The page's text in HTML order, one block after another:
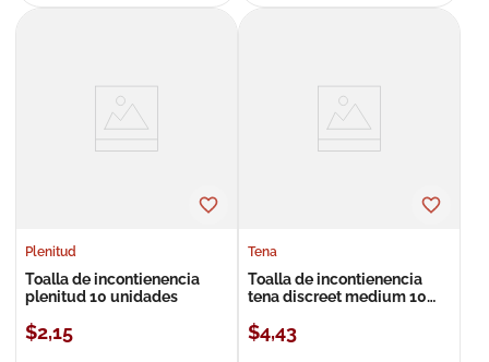
Plenitud
Toalla de incontienencia
plenitud 10 unidades
$2,15
Tena
Toalla de incontienencia
tena discreet medium 10
$4,43